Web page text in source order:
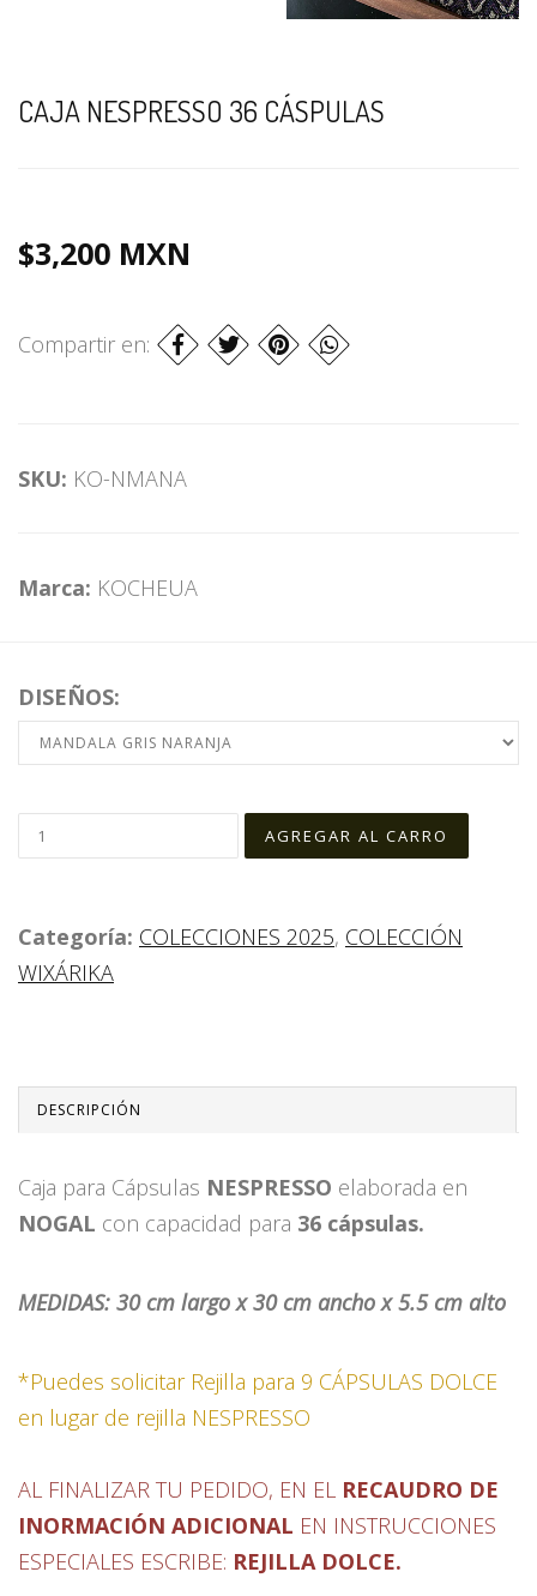
CAJA NESPRESSO 36 CÁSPULAS
$3,200 MXN
Compartir en:
SKU: KO-NMANA
Marca: KOCHEUA
DISEÑOS:
Categoría: COLECCIONES 2025, COLECCIÓN
WIXÁRIKA
DESCRIPCIÓN
Caja para Cápsulas NESPRESSO elaborada en
NOGAL con capacidad para 36 cápsulas.
MEDIDAS: 30 cm largo x 30 cm ancho x 5.5 cm alto
*Puedes solicitar Rejilla para 9 CÁPSULAS DOLCE
en lugar de rejilla NESPRESSO
AL FINALIZAR TU PEDIDO, EN EL RECAUDRO DE
INORMACIÓN ADICIONAL EN INSTRUCCIONES
ESPECIALES ESCRIBE: REJILLA DOLCE.